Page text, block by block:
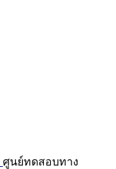
ศูนย์ทดสอบทาง